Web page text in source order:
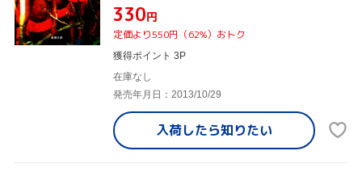
¥330円
定価より550円（62%）おトク
獲得ポイント 3P
在庫なし
発売年月日：2013/10/29
入荷したら知りたい